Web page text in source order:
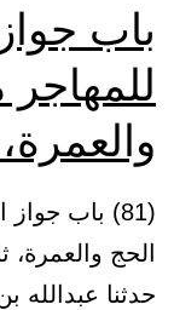
باب
للمهاجر
والعمرة،
(81) باب
حدثنا